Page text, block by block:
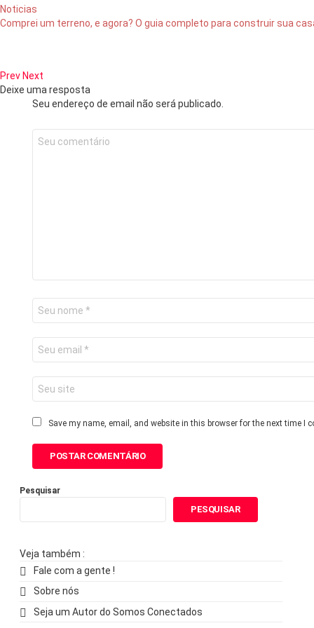
Noticias
Comprei um terreno, e agora? O guia completo para construir sua
Prev Next
Deixe uma resposta
Seu endereço de email não será publicado.
Save my name, email, and website in this browser for the next time I
Pesquisar
PESQUISAR
Veja também :
Fale com a gente !
Sobre nós
Seja um Autor do Somos Conectados